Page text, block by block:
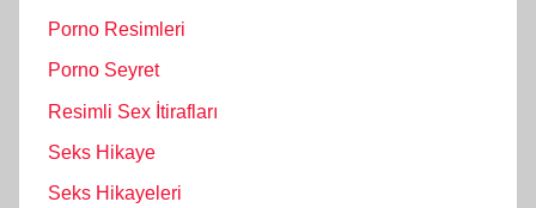
Porno Resimleri
Porno Seyret
Resimli Sex İtirafları
Seks Hikaye
Seks Hikayeleri